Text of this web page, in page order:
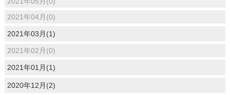
2021年04月(0)
2021年03月(1)
2021年02月(0)
2021年01月(1)
2020年12月(2)